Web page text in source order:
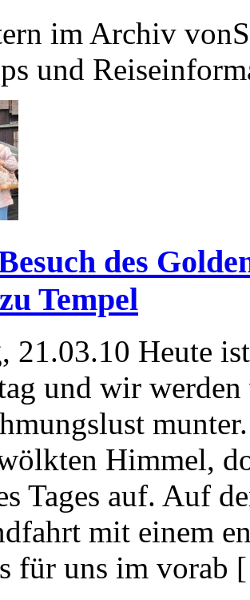
im Archiv
und
des
Tempel
21.03.10 Heute
und wir
Himmel,
Tages auf. Auf
mit einem
für uns im